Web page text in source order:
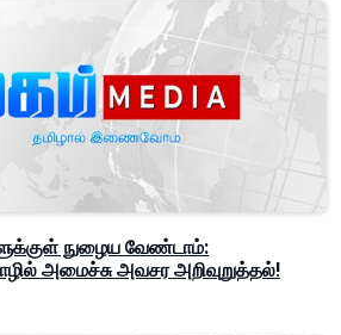
நுழைய வேண்டாம்:
அமைச்சு அவசர அறிவுறுத்தல்!